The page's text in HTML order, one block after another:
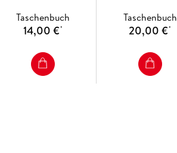
Taschenbuch
14,00 €*
Taschenbuch
20,00 €*